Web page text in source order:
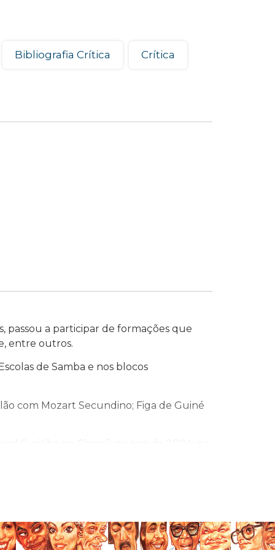
Bibliografia Crítica Crítica
passou a participar de formações que
entre outros.
de Samba e nos blocos
com Mozart Secundino; Figa de Guiné
e ainda, no Bloco Carnavalescos